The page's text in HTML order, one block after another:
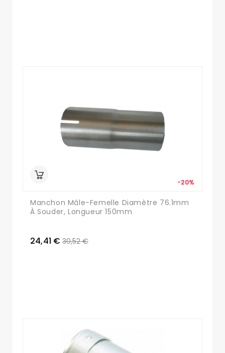
Manchon Mâle-Femelle Diamètre 76.1mm
À Souder, Longueur 150mm
24,41 €
-20%
30,52 €